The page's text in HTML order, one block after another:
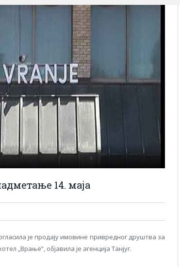
14. маја
jе продаjу имовине привредног друштва за
„Врање“, објавила је агенција Танјуг.